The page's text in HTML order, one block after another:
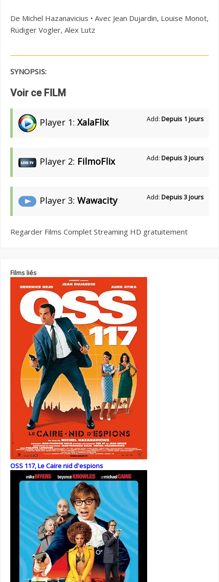
De Michel Hazanavicius • Avec Jean Dujardin, Louise Monot,
Rüdiger Vogler, Alex Lutz
SYNOPSIS:
Voir ce FILM
Player 1: XalaFlix Add: Depuis 1 jours
Player 2: FilmoFlix Add: Depuis 3 jours
Player 3: Wawacity Add: Depuis 3 jours
Regarder Films Complet Streaming HD gratuitement
Films liés
OSS 117, Le Caire nid d'espions